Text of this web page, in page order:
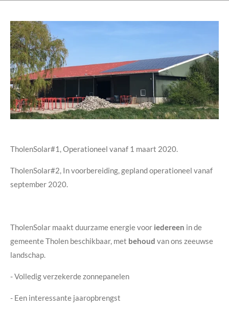
TholenSolar#1, Operationeel vanaf 1 maart 2020.
TholenSolar#2, In voorbereiding, gepland operationeel vanaf
september 2020.
TholenSolar maakt duurzame energie voor iedereen in de
gemeente Tholen beschikbaar, met behoud van ons zeeuwse
landschap.
- Volledig verzekerde zonnepanelen
- Een interessante jaaropbrengst